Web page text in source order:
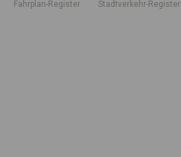
Fahrplan-Register Stadtverkehr-Register